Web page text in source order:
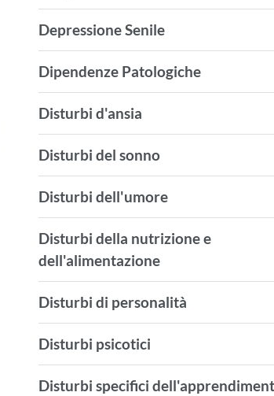
Depressione Senile
Dipendenze Patologiche
Disturbi d'ansia
Disturbi del sonno
Disturbi dell'umore
Disturbi della nutrizione e
dell'alimentazione
Disturbi di personalità
Disturbi psicotici
Disturbi specifici